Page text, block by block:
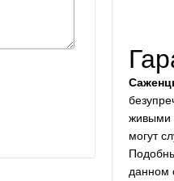
живыми
могут
данном